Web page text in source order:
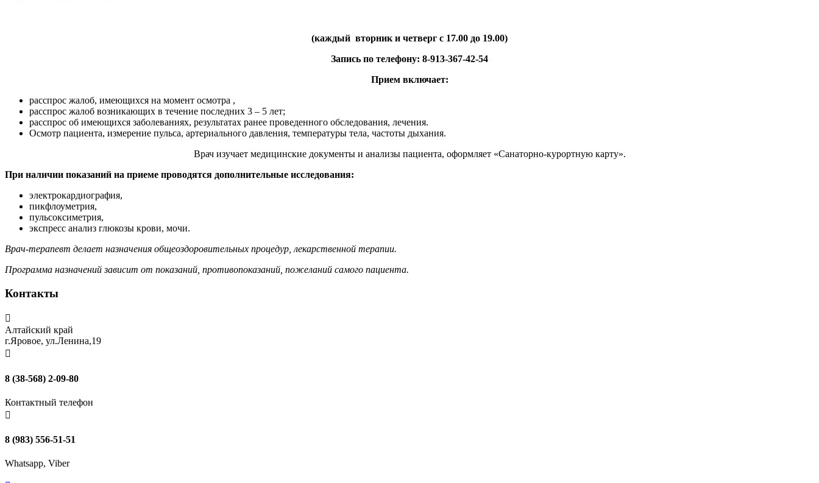
(каждый вторник и четверг с 17.00 до 19.00)
Запись по телефону: 8-913-367-42-54
Прием включает:
расспрос жалоб, имеющихся на момент осмотра ,
расспрос жалоб возникающих в течение последних 3 – 5 лет;
расспрос об имеющихся заболеваниях, результатах ранее проведенного обследования, лечения.
Осмотр пациента, измерение пульса, артериального давления, температуры тела, частоты дыхания.
Врач изучает медицинские документы и анализы пациента, оформляет «Санаторно-курортную карту».
При наличии показаний на приеме проводятся дополнительные исследования:
электрокардиография,
пикфлоуметрия,
пульсоксиметрия,
экспресс анализ глюкозы крови, мочи.
Врач-терапевт делает назначения общеоздоровительных процедур, лекарственной терапии.
Программа назначений зависит от показаний, противопоказаний, пожеланий самого пациента.
Контакты

Алтайский край
г.Яровое, ул.Ленина,19

8 (38-568) 2-09-80
Контактный телефон

8 (983) 556-51-51
Whatsapp, Viber